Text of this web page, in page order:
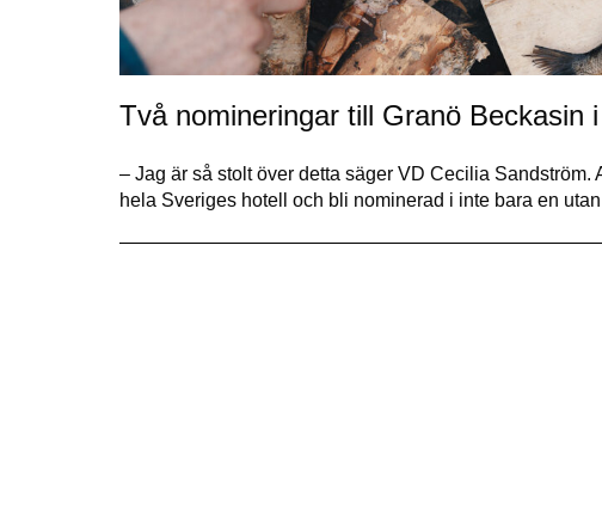
Två nomineringar till Granö Beckasin
– Jag är så stolt över detta säger VD Cecilia Sandström.
hela Sveriges hotell och bli nominerad i inte bara en